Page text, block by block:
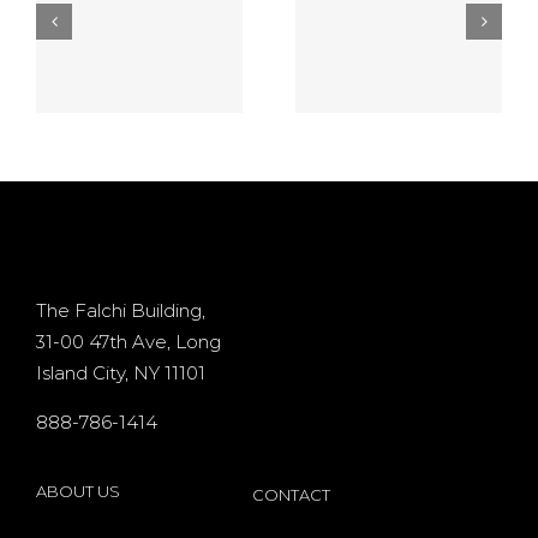
existing
players
Microgaming
casino
The Falchi Building,
31-00 47th Ave, Long
Island City, NY 11101
888-786-1414
ABOUT US CONTACT